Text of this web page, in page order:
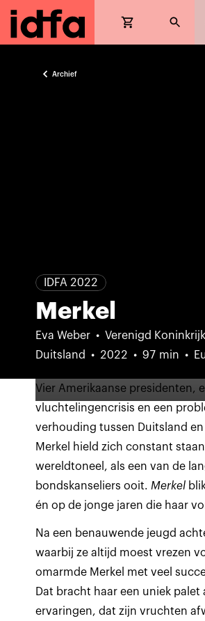
Archief
IDFA 2022
Merkel
Eva Weber
Verenigd
Duitsland
2022 97 min
Vier Amerikaanse presidenten,
vluchtelingencrisis en een
verhouding tussen Duitsland en
Merkel hield zich constant
wereldtoneel, als een van de
bondskanseliers ooit. Merkel
én op de jonge jaren die haar
Na een benauwende jeugd
waarbij ze altijd moest vrezen
omarmde Merkel met veel
Dat bracht haar een uniek palet
ervaringen, dat zijn vruchten